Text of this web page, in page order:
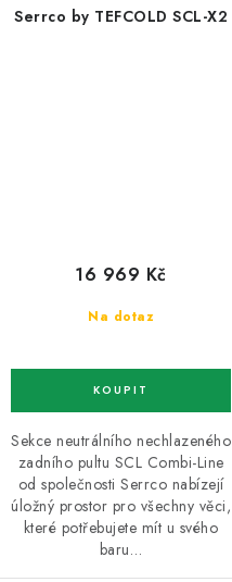
Serrco by TEFCOLD SCL-X2
Na dotaz
16 969 Kč
Sekce neutrálního nechlazeného
zadního pultu SCL Combi-Line
od společnosti Serrco nabízejí
úložný prostor pro všechny věci,
které potřebujete mít u svého
baru…